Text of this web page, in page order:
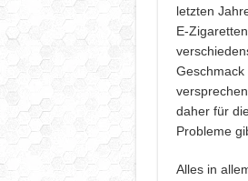
letzten
E-
daher für
Probleme
Alles in